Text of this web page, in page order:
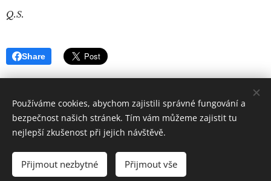
Q.S.
Share
QuintusSertorius
Všechna práva vyhrazena 2019
Vytvořeno službou
Webnode
Používáme cookies, abychom zajistili správné fungování a
bezpečnost našich stránek. Tím vám můžeme zajistit tu
nejlepší zkušenost při jejich návštěvě.
Přijmout nezbytné Přijmout vše